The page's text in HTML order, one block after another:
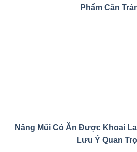
Phẩm Cần
Nâng Mũi Có Ăn Được Khoai
Lưu Ý Quan